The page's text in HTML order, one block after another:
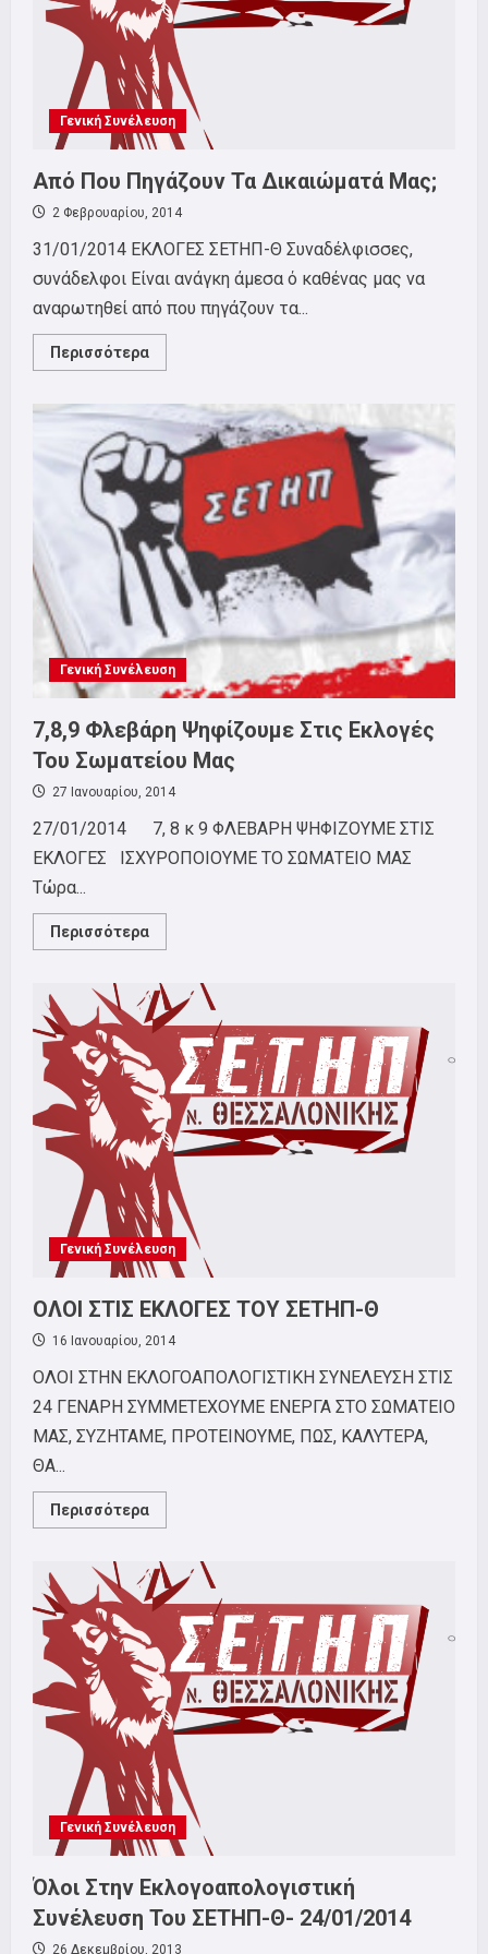
Γενική Συνέλευση
Από Που Πηγάζουν Τα Δικαιώματά Μας;
2 Φεβρουαρίου, 2014
31/01/2014 ΕΚΛΟΓΕΣ ΣΕΤΗΠ-Θ Συναδέλφισσες,
συνάδελφοι Είναι ανάγκη άμεσα ό καθένας μας να
αναρωτηθεί από που πηγάζουν τα...
Περισσότερα
more
Που
Πηγάζουν
Τα
Δικαιώματά
Μας;
Γενική Συνέλευση
7,8,9 Φλεβάρη Ψηφίζουμε Στις Εκλογές
Του Σωματείου Μας
27 Ιανουαρίου, 2014
27/01/2014 7, 8 κ 9 ΦΛΕΒΑΡΗ ΨΗΦΙΖΟΥΜΕ ΣΤΙΣ
ΕΚΛΟΓΕΣ ΙΣΧΥΡΟΠΟΙΟΥΜΕ ΤΟ ΣΩΜΑΤΕΙΟ ΜΑΣ
Τώρα...
Περισσότερα
more
Φλεβάρη
Ψηφίζουμε
Στις
Εκλογές
Σωματείου
Μας
Γενική Συνέλευση
ΟΛΟΙ ΣΤΙΣ ΕΚΛΟΓΕΣ ΤΟΥ ΣΕΤΗΠ-Θ
16 Ιανουαρίου, 2014
ΟΛΟΙ ΣΤΗΝ ΕΚΛΟΓΟΑΠΟΛΟΓΙΣΤΙΚΗ ΣΥΝΕΛΕΥΣΗ ΣΤΙΣ
24 ΓΕΝΑΡΗ ΣΥΜΜΕΤΕΧΟΥΜΕ ΕΝΕΡΓΑ ΣΤΟ ΣΩΜΑΤΕΙΟ
ΜΑΣ, ΣΥΖΗΤΑΜΕ, ΠΡΟΤΕΙΝΟΥΜΕ, ΠΩΣ, ΚΑΛΥΤΕΡΑ,
ΘΑ...
Περισσότερα
more
ΣΤΙΣ
ΕΚΛΟΓΕΣ
ΤΟΥ
ΣΕΤΗΠ-
Γενική Συνέλευση
Όλοι Στην Εκλογοαπολογιστική
Συνέλευση Του ΣΕΤΗΠ-Θ- 24/01/2014
26 Δεκεμβρίου, 2013